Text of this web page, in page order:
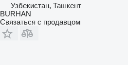
Узбекистан, Ташкент
BURHAN
Связаться с продавцом